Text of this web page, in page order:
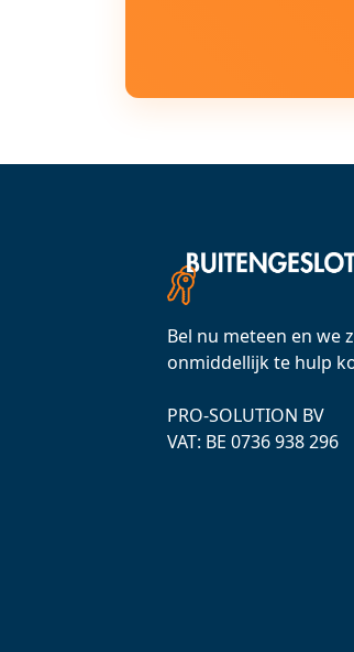
Bel nu meteen en we
onmiddellijk te hulp
PRO-SOLUTION BV
VAT: ВЕ 0736 938 296